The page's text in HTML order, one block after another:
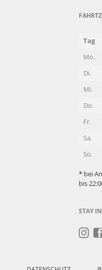
Tag
Mo.
Di.
Mi.
Do.
Fr.
Sa.
So.
* bei
bis
STAY